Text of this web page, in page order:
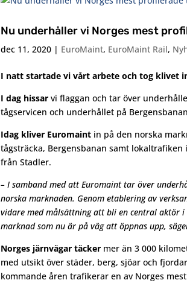
Nu underhåller vi Norges mest
dec 11, 2020| EuroMaint, EuroMaint Rail,
I natt startade vi vårt arbete och tog klivet
I dag hissarvi flaggan och tar över
tågservicen och underhållet på
Idag kliver Euromaintin på den norska
tågsträcka, Bergensbanan samt
från Stadler.
– I samband med att Euromaint tar över
norska marknaden. Genom etablering av
vidare med målsättning att bli en central aktör i
marknad som nu är på väg att öppnas upp,
Norges järnvägar täckermer än 3 000
med utsikt över städer, berg, sjöar och
kommande åren trafikerar en av Norges